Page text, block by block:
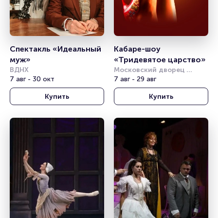
Спектакль «Идеальный
муж»
ВДНХ
7 авг - 30 окт
Купить
Кабаре-шоу
«Тридевятое царство»
Московский дворец
молодёжи
7 авг - 29 авг
Купить